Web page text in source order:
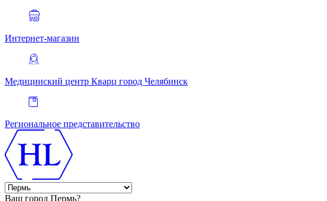
Интернет-магазин
Медицинский центр Кварц город Челябинск
Региональное представительство
Ваш город Пермь?